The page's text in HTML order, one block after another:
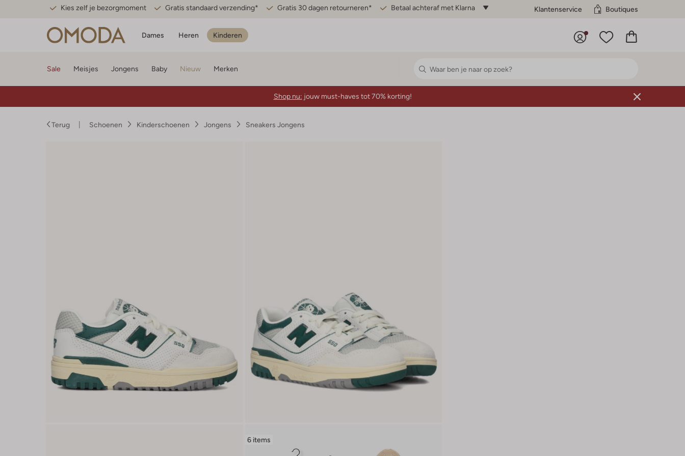
Kies zelf je bezorgmoment Gratis standaard verzending* Gratis 30 dagen retourneren* Betaal achteraf met Klarna Klantenservice Boutiques
Dames Heren Kinderen
Sale Meisjes Jongens Baby Nieuw Merken
Shop nu: jouw must-haves tot 70% korting!
Terug Schoenen Kinderschoenen Jongens Sneakers Jongens
6 items